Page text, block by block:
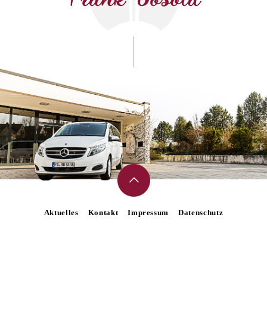
Aktuelles Kontakt Impressum Datenschutz